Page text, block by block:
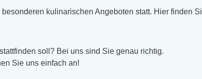
kulinarischen Angeboten statt. Hier finden
soll? Bei uns sind Sie genau richtig.
Sie uns einfach an!